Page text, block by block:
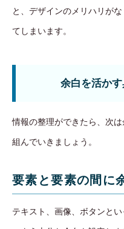
と、デザインのメリハリが
てしまいます。
余白を活か
情報の整理ができたら、次
組んでいきましょう。
要素と要素の間に
テキスト、画像、ボタンと